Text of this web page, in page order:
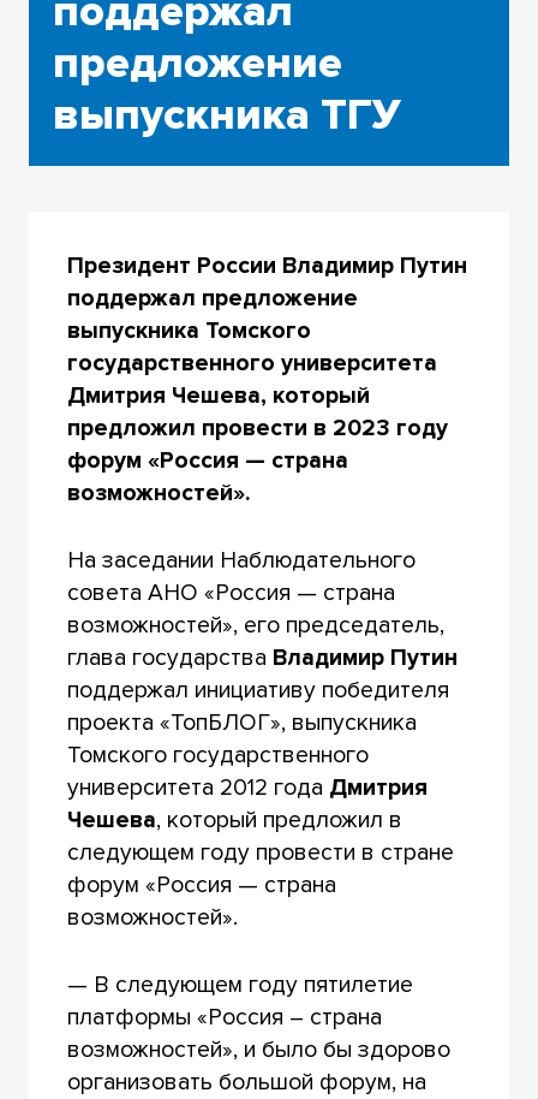
поддержал
предложение
выпускника ТГУ
Президент России Владимир Путин
поддержал предложение
выпускника Томского
государственного университета
Дмитрия Чешева, который
предложил провести в 2023 году
форум «Россия — страна
возможностей».
На заседании Наблюдательного
совета АНО «Россия — страна
возможностей», его председатель,
глава государства Владимир Путин
поддержал инициативу победителя
проекта «ТопБЛОГ», выпускника
Томского государственного
университета 2012 года Дмитрия
Чешева, который предложил в
следующем году провести в стране
форум «Россия — страна
возможностей».
— В следующем году пятилетие
платформы «Россия – страна
возможностей», и было бы здорово
организовать большой форум, на